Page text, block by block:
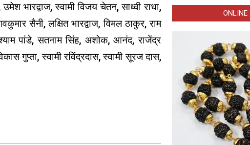
भारद्वाज, स्वामी विजय चेतन, साध्वी राधा,
सैनी, लक्षित भारद्वाज, विमल ठाकुर, राम
श्याम पांडे, सतनाम सिंह, अशोक, आनंद, राजेंद्र
गुप्ता, स्वामी रविंद्रदास, स्वामी सूरज दास,
ONLINE